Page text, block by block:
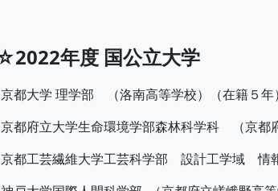
2022年度 国公立大学
都大学 理学部 （洛南高等学校）（在籍５年）
都府立大学生命環境学部森林科学科 （京都
都工芸繊維大学工芸科学部 設計工学域 情